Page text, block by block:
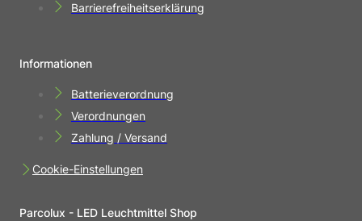
Barrierefreiheitserklärung
Informationen
Batterieverordnung
Verordnungen
Zahlung / Versand
Cookie-Einstellungen
Parcolux - LED Leuchtmittel Shop